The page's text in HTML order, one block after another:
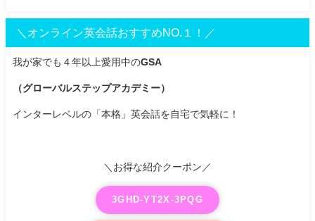
＼オンライン英会話おすすめNO.１！／
我が家でも４年以上愛用中のGSA
（グローバルステップアカデミー）
インターレベルの「本格」英会話を自宅で気軽に！
＼お得な紹介クーポン／
3GHD-YT2X-3PQG